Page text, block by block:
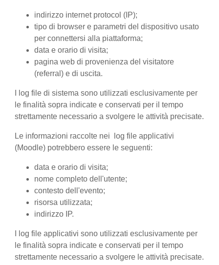
indirizzo internet protocol (IP);
tipo di browser e parametri del dispositivo usato
per connettersi alla piattaforma;
data e orario di visita;
pagina web di provenienza del visitatore
(referral) e di uscita.
I log file di sistema sono utilizzati esclusivamente per
le finalità sopra indicate e conservati per il tempo
strettamente necessario a svolgere le attività precisate.
Le informazioni raccolte nei log file applicativi
(Moodle) potrebbero essere le seguenti:
data e orario di visita;
nome completo dell'utente;
contesto dell'evento;
risorsa utilizzata;
indirizzo IP.
I log file applicativi sono utilizzati esclusivamente per
le finalità sopra indicate e conservati per il tempo
strettamente necessario a svolgere le attività precisate.